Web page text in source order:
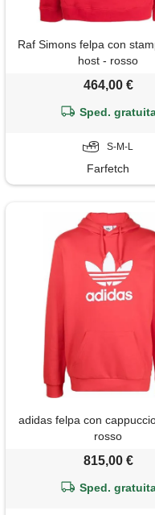
Raf Simons felpa con
host - rosso
464,00 €
Sped.
S-M-L
Farfetch
adidas felpa con
rosso
815,00 €
Sped.